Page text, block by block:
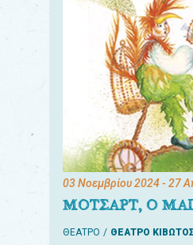
03 Νοεμβρίου 2024- 27
ΜΟΤΣΑΡΤ, Ο
ΘΕΑΤΡΟ ΘΕΑΤΡΟ ΚΙΒΩΤΟΣ